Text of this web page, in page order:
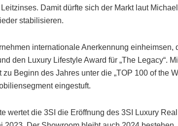
Damit dürfte sich der Markt laut
stabilisieren.
internationale Anerkennung einheimsen,
den Luxury Lifestyle Award für „The Legacy“.
Beginn des Jahres unter die „TOP 100 of the
eingestuft.
wertet die 3SI die Eröffnung des 3SI Luxury